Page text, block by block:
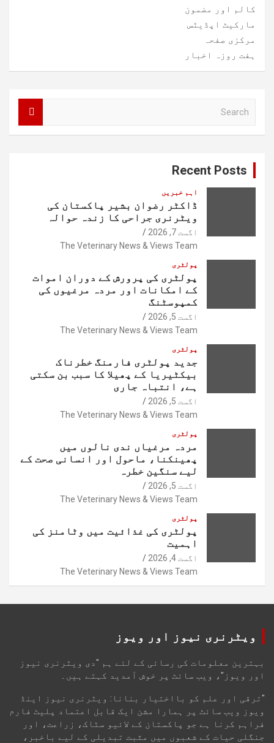
کالم اور مضمون
مارکیٹ اپڈیٹس
مرکزی صفحہ
ہفت روزہ اخبار
Recent Posts
اہم خبریں
ڈاکٹر رضوان بشیر پاکستان کی
ویٹرنری جراحی کا زندہ حوالہ
اگست 7, 2026
The Veterinary News & Views Team
پولٹری
پولٹری کی پرورش کے دوران اموات
کے امکانات اور مردہ مرغیوں کی
کمپوسٹنگ
اگست 5, 2026
The Veterinary News & Views Team
پولٹری
جدید پولٹری فارمنگ خطرناک
بیکٹیریا کے پھیلا کا سبب بن سکتی
ہے، انتباہ جاری
اگست 5, 2026
The Veterinary News & Views Team
پولٹری
مردہ مرغیاں ندی نالوں میں
پھینکنا، ماحول اور انسانی صحت کے
لیے سنگین خطرہ
اگست 5, 2026
The Veterinary News & Views Team
پولٹری
پولٹری کی غذائیت میں وٹامنز کی
اہمیت
اگست 4, 2026
The Veterinary News & Views Team
ویٹرنری نیوز اور ویوز
بہترین معلومات کی رسائی کے لئے ہم "دی ویٹرنری نیوز
اور ویوز"، ویب سائٹ پر خوش آمدید کہتے ہیں۔
"ترقی اور علم کو بااختیار بنانا: ویٹرنری نیوز اینڈ
ویوز ویب سائٹ پر ہمارا مشن ایک قابل اعتماد پلیٹ فارم
فراہم کرنا ہے جو پاکستان کے لائیو سٹاک، زراعت، اور
جنگلی حیات کے شعبوں میں مثبت تبدیلی کے لیے باخبر،